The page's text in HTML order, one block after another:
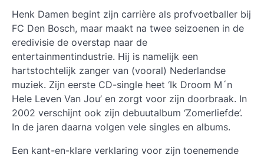
Henk Damen begint zijn carrière als profvoetballer bij
FC Den Bosch, maar maakt na twee seizoenen in de
eredivisie de overstap naar de
entertainmentindustrie. Hij is namelijk een
hartstochtelijk zanger van (vooral) Nederlandse
muziek. Zijn eerste CD-single heet ‘Ik Droom M´n
Hele Leven Van Jou’ en zorgt voor zijn doorbraak. In
2002 verschijnt ook zijn debuutalbum ‘Zomerliefde’.
In de jaren daarna volgen vele singles en albums.
Een kant-en-klare verklaring voor zijn toenemende